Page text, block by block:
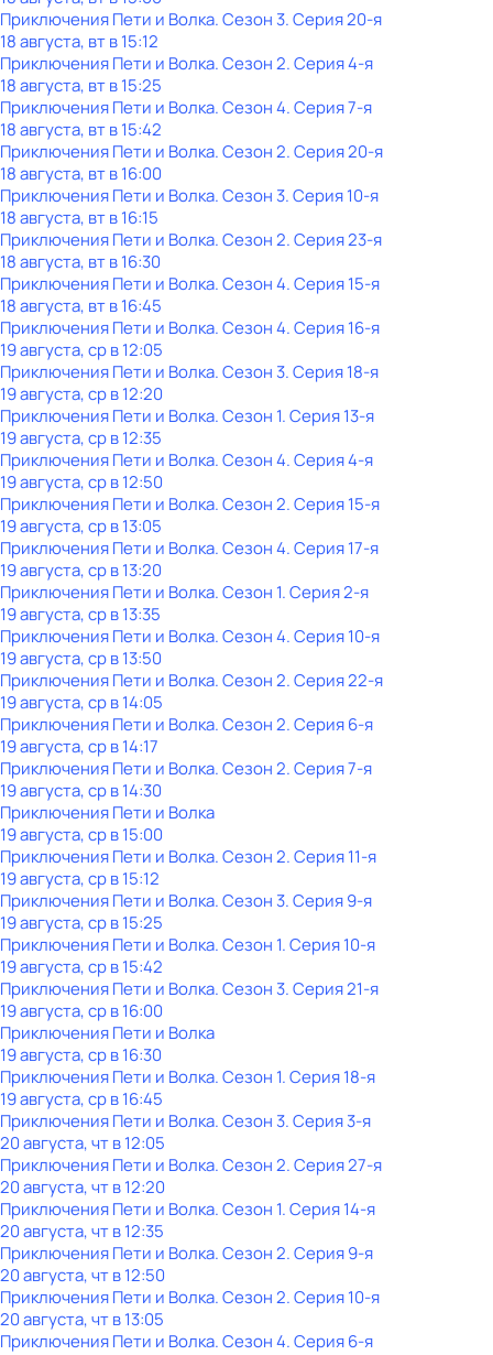
Приключения Пети и Волка. Сезон 3. Серия 20-я
18 августа, вт в 15:12
Приключения Пети и Волка. Сезон 2. Серия 4-я
18 августа, вт в 15:25
Приключения Пети и Волка. Сезон 4. Серия 7-я
18 августа, вт в 15:42
Приключения Пети и Волка. Сезон 2. Серия 20-я
18 августа, вт в 16:00
Приключения Пети и Волка. Сезон 3. Серия 10-я
18 августа, вт в 16:15
Приключения Пети и Волка. Сезон 2. Серия 23-я
18 августа, вт в 16:30
Приключения Пети и Волка. Сезон 4. Серия 15-я
18 августа, вт в 16:45
Приключения Пети и Волка. Сезон 4. Серия 16-я
19 августа, ср в 12:05
Приключения Пети и Волка. Сезон 3. Серия 18-я
19 августа, ср в 12:20
Приключения Пети и Волка. Сезон 1. Серия 13-я
19 августа, ср в 12:35
Приключения Пети и Волка. Сезон 4. Серия 4-я
19 августа, ср в 12:50
Приключения Пети и Волка. Сезон 2. Серия 15-я
19 августа, ср в 13:05
Приключения Пети и Волка. Сезон 4. Серия 17-я
19 августа, ср в 13:20
Приключения Пети и Волка. Сезон 1. Серия 2-я
19 августа, ср в 13:35
Приключения Пети и Волка. Сезон 4. Серия 10-я
19 августа, ср в 13:50
Приключения Пети и Волка. Сезон 2. Серия 22-я
19 августа, ср в 14:05
Приключения Пети и Волка. Сезон 2. Серия 6-я
19 августа, ср в 14:17
Приключения Пети и Волка. Сезон 2. Серия 7-я
19 августа, ср в 14:30
Приключения Пети и Волка
19 августа, ср в 15:00
Приключения Пети и Волка. Сезон 2. Серия 11-я
19 августа, ср в 15:12
Приключения Пети и Волка. Сезон 3. Серия 9-я
19 августа, ср в 15:25
Приключения Пети и Волка. Сезон 1. Серия 10-я
19 августа, ср в 15:42
Приключения Пети и Волка. Сезон 3. Серия 21-я
19 августа, ср в 16:00
Приключения Пети и Волка
19 августа, ср в 16:30
Приключения Пети и Волка. Сезон 1. Серия 18-я
19 августа, ср в 16:45
Приключения Пети и Волка. Сезон 3. Серия 3-я
20 августа, чт в 12:05
Приключения Пети и Волка. Сезон 2. Серия 27-я
20 августа, чт в 12:20
Приключения Пети и Волка. Сезон 1. Серия 14-я
20 августа, чт в 12:35
Приключения Пети и Волка. Сезон 2. Серия 9-я
20 августа, чт в 12:50
Приключения Пети и Волка. Сезон 2. Серия 10-я
20 августа, чт в 13:05
Приключения Пети и Волка. Сезон 4. Серия 6-я